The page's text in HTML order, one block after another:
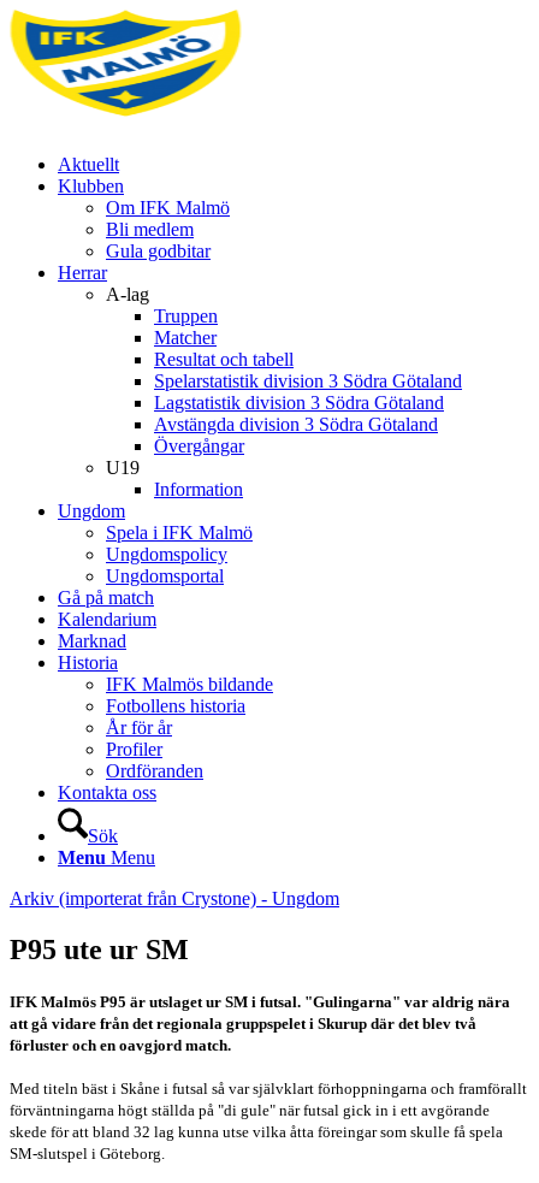
Aktuellt
Klubben
Om IFK Malmö
Bli medlem
Gula godbitar
Herrar
A-lag
Truppen
Matcher
Resultat och tabell
Spelarstatistik division 3 Södra Götaland
Lagstatistik division 3 Södra Götaland
Avstängda division 3 Södra Götaland
Övergångar
U19
Information
Ungdom
Spela i IFK Malmö
Ungdomspolicy
Ungdomsportal
Gå på match
Kalendarium
Marknad
Historia
IFK Malmös bildande
Fotbollens historia
År för år
Profiler
Ordföranden
Kontakta oss
Sök
Menu Menu
Arkiv (importerat från Crystone) - Ungdom
P95 ute ur SM
IFK Malmös P95 är utslaget ur SM i futsal. "Gulingarna" var aldrig nära
att gå vidare från det regionala gruppspelet i Skurup där det blev två
förluster och en oavgjord match.
Med titeln bäst i Skåne i futsal så var självklart förhoppningarna och framförallt
förväntningarna högt ställda på "di gule" när futsal gick in i ett avgörande
skede för att bland 32 lag kunna utse vilka åtta föreingar som skulle få spela
SM-slutspel i Göteborg.